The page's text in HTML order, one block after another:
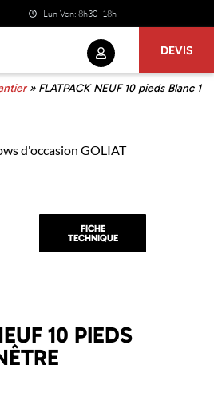
Lun-Ven: 8h30 -18h
DEVIS
» FLATPACK NEUF 10 pieds Blanc 1
FICHE
TECHNIQUE
10 PIEDS